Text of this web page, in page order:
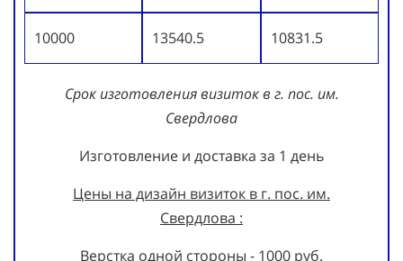
10000 13540.5 10831.5
Срок изготовления визиток в г. пос. им.
Свердлова
Изготовление и доставка за 1 день
Цены на дизайн визиток в г. пос. им.
Свердлова :
Верстка одной стороны - 1000 руб.